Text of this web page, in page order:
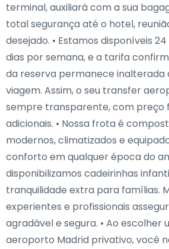
terminal, auxiliará com a sua
total segurança até o hotel,
desejado. • Estamos disponíveis
dias por semana, e a tarifa
da reserva permanece inalterada
viagem. Assim, o seu transfer
sempre transparente, com preço
adicionais. • Nossa frota é
modernos, climatizados e
conforto em qualquer época do
disponibilizamos cadeirinhas
tranquilidade extra para famílias.
experientes e profissionais
agradável e segura. • Ao escolher
aeroporto Madrid privativo, você